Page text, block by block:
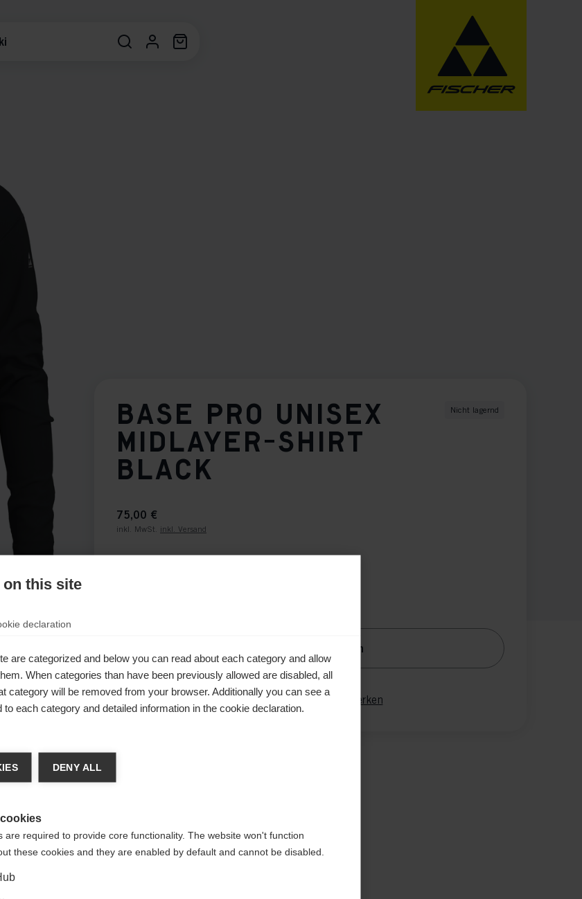
BASE PRO UNISEX
MIDLAYER-SHIRT
BLACK
Nicht lagernd
75,00 €
inkl. MwSt. inkl. Versand
Benachrichtige mich
Vergleichen Merken
wechseln
(Englisch)
Ja, ich möchte umgeleitet werden
this site
declaration
are categorized and below you can read about each category and allow
When categories than have been previously allowed are disabled, all
category will be removed from your browser. Additionally you can see a
each category and detailed information in the cookie declaration.
DENY ALL
are required to provide core functionality. The website won't function
these cookies and they are enabled by default and cannot be disabled.